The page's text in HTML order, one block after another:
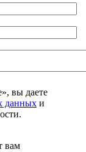
вы даете
данных и
вам